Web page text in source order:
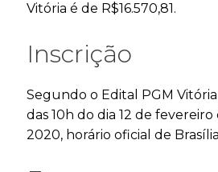
Vitória é de R$16.570,81.
Inscrição
Segundo o Edital PGM
das 10h do dia 12 de
2020, horário oficial de